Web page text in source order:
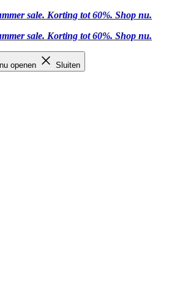
sale. Korting tot 60%. Shop nu.
sale. Korting tot 60%. Shop nu.
openen Sluiten